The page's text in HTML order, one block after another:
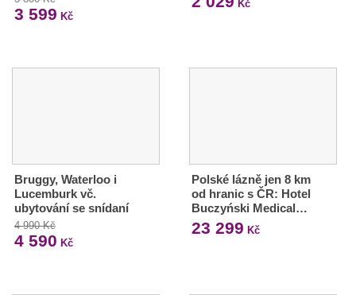
3 599 Kč
Kč
Bruggy, Waterloo i
Lucemburk vč.
ubytování se snídaní
4 990 Kč
4 590 Kč
Polské lázně jen 8 km
od hranic s ČR: Hotel
Buczyński Medical…
23 299 Kč